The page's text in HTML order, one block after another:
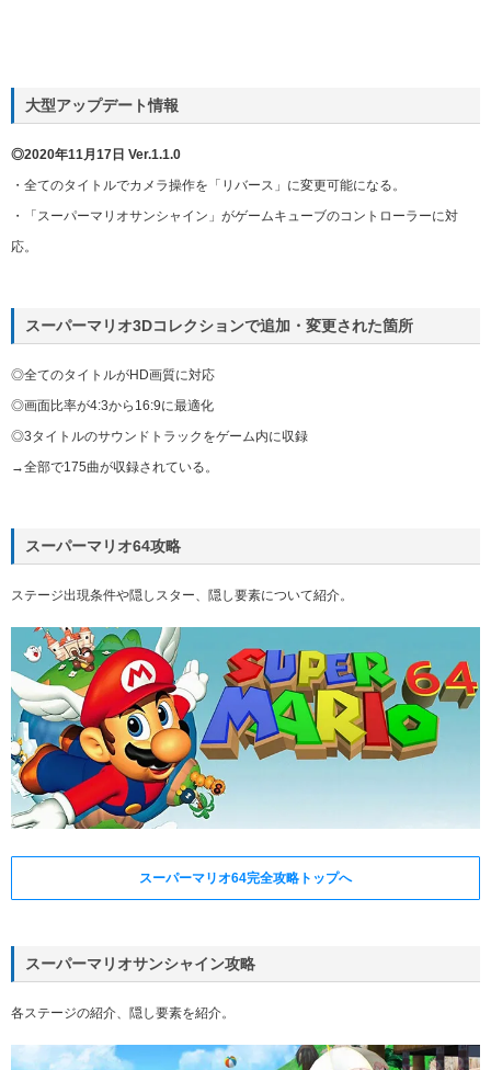
大型アップデート情報
◎2020年11月17日 Ver.1.1.0
・全てのタイトルでカメラ操作を「リバース」に変更可能になる。
・「スーパーマリオサンシャイン」がゲームキューブのコントローラーに対
応。
スーパーマリオ3Dコレクションで追加・変更された箇所
◎全てのタイトルがHD画質に対応
◎画面比率が4:3から16:9に最適化
◎3タイトルのサウンドトラックをゲーム内に収録
→全部で175曲が収録されている。
スーパーマリオ64攻略
ステージ出現条件や隠しスター、隠し要素について紹介。
スーパーマリオ64完全攻略トップへ
スーパーマリオサンシャイン攻略
各ステージの紹介、隠し要素を紹介。